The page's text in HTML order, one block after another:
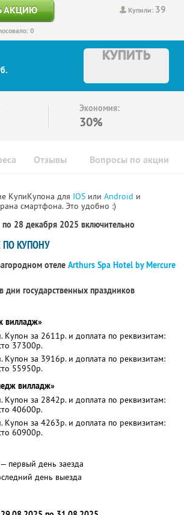
Купили: 39
АКЦИЮ
0
КУПИТЬ
Экономия:
30%
Отзывы Вопросы по акции
КупиКупона для IOS или Android и
смартфона. Это удобно :)
по 28 декабря 2025 включительно
КУПОНУ
отеле Arthurs Spa Hotel by Mercure
дни государственных праздников
вилладж»
Купон за 2611р. и доплата по реквизитам:
37300р.
Купон за 3916р. и доплата по реквизитам:
55950р.
вилладж»
Купон за 2842р. и доплата по реквизитам:
40600р.
Купон за 4263р. и доплата по реквизитам:
60900р.
первый день заезда
день выезда